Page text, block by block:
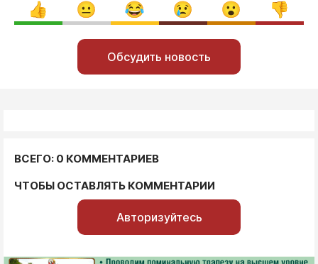
Обсудить новость
ВСЕГО: 0 КОММЕНТАРИЕВ
ЧТОБЫ ОСТАВЛЯТЬ КОММЕНТАРИИ
Авторизуйтесь